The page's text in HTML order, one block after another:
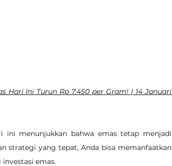
Hari Ini Turun Rp 7.450 per Gram! | 14 Januari
ini menunjukkan bahwa emas tetap menjadi
strategi yang tepat, Anda bisa memanfaatkan
emas.